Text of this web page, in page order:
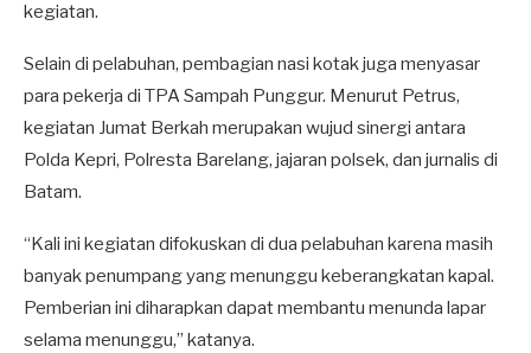
kegiatan.
Selain di pelabuhan, pembagian nasi kotak juga menyasar
para pekerja di TPA Sampah Punggur. Menurut Petrus,
kegiatan Jumat Berkah merupakan wujud sinergi antara
Polda Kepri, Polresta Barelang, jajaran polsek, dan jurnalis di
Batam.
“Kali ini kegiatan difokuskan di dua pelabuhan karena masih
banyak penumpang yang menunggu keberangkatan kapal.
Pemberian ini diharapkan dapat membantu menunda lapar
selama menunggu,” katanya.